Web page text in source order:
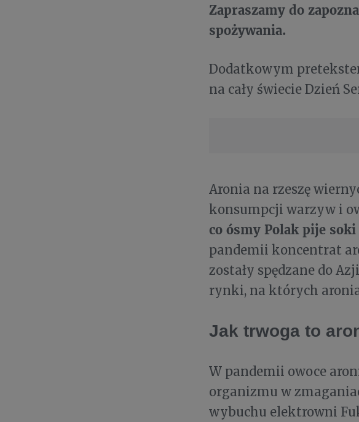
Zapraszamy do
spożywania.
Dodatkowym
na cały świecie Dzień
Aronia na rzeszę
konsumpcji warzyw i
co ósmy Polak pije
pandemii koncentrat
zostały spędzane do
rynki, na których
Jak trwoga to
W pandemii owoce
organizmu w
wybuchu elektrowni